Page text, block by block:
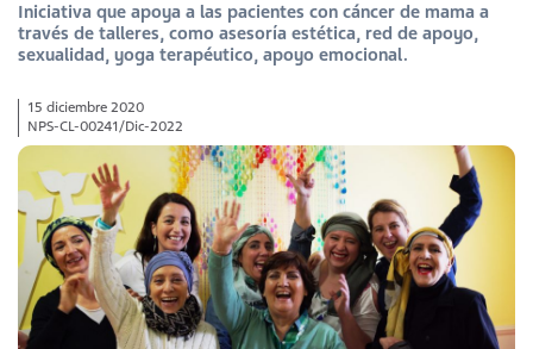
Iniciativa que apoya a las pacientes con cáncer de mama a
través de talleres, como asesoría estética, red de apoyo,
sexualidad, yoga terapéutico, apoyo emocional.
15 diciembre 2020
NPS-CL-00241/Dic-2022